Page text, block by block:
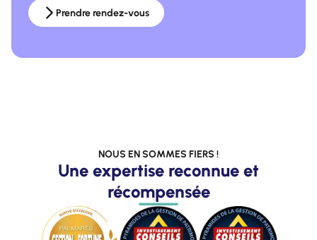
Prendre rendez-vous
NOUS EN SOMMES FIERS !
Une expertise reconnue et
récompensée